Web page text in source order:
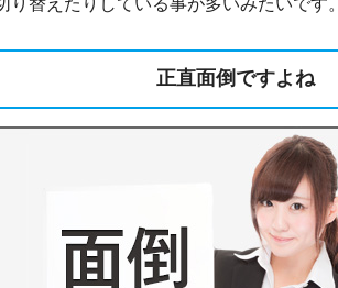
り替えたりしている事が多いみたいです。
正直面倒ですよね